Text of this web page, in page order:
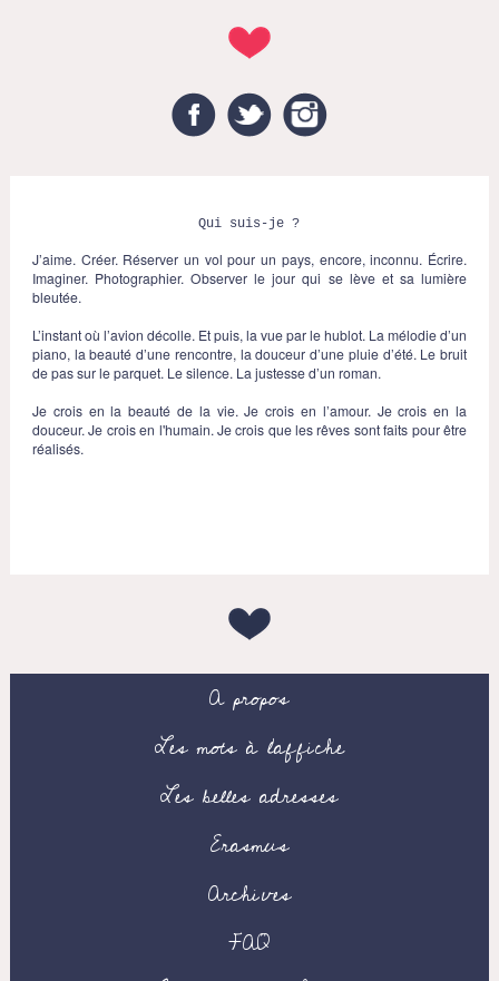
FacebookTwitter
Qui suis-je ?
J’aime. Créer. Réserver un vol pour un pays, encore, inconnu. Écrire.
Imaginer. Photographier. Observer le jour qui se lève et sa lumière
bleutée.
L’instant où l’avion décolle. Et puis, la vue par le hublot. La mélodie d’un
piano, la beauté d’une rencontre, la douceur d’une pluie d’été. Le bruit
de pas sur le parquet. Le silence. La justesse d’un roman.
Je crois en la beauté de la vie. Je crois en l’amour. Je crois en la
douceur. Je crois en l'humain. Je crois que les rêves sont faits pour être
réalisés.
A propos
Les mots à l’affiche
Les belles adresses
Erasmus
Archives
FAQ